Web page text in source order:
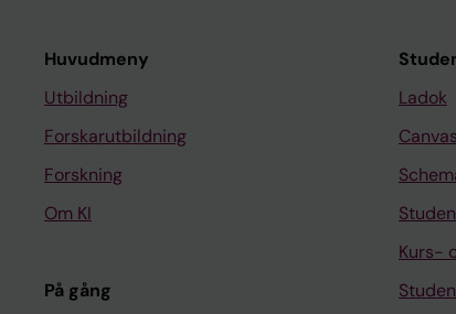
Huvudmeny
Utbildning
Forskarutbildning
Forskning
Om KI
På gång
Ladok
Canvas
Kurs-